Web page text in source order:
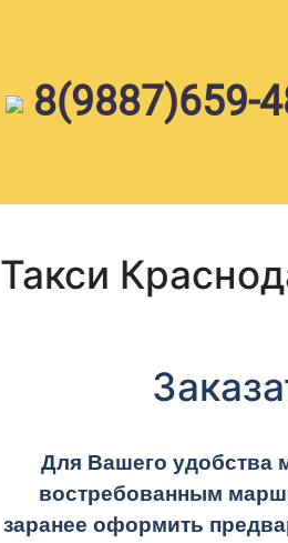
8(9887)659-
Такси
Для Вашего удобства
востребованным
заранее оформить